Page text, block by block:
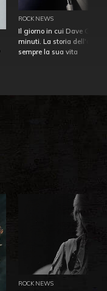
ROCK NEWS
Il giorno in cui Dave
minuti. La storia
sempre la sua vita
ROCK NEWS